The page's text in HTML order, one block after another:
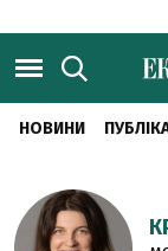
НОВИНИ